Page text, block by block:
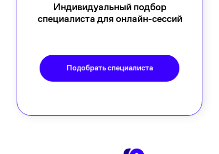
Индивидуальный подбор
специалиста для онлайн-сессий
Подобрать специалиста